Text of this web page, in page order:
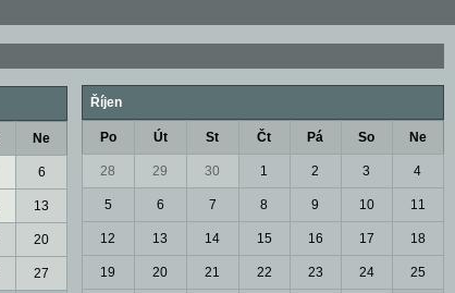
Ne
6
13
20
27
Říjen
Po Út St Čt Pá So Ne
28 29 30 1 2 3 4
5 6 7 8 9 10 11
12 13 14 15 16 17 18
19 20 21 22 23 24 25